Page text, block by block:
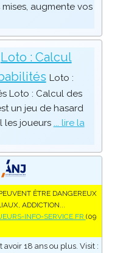
augmente vos
Loto : Calcul
Loto :
Loto : Calcul des
un jeu de hasard
les joueurs ... lire la
ÊTRE DANGEREUX
ADDICTION...
INFO-SERVICE.FR (09
avoir 18 ans ou plus. Visit :